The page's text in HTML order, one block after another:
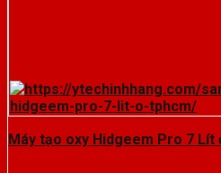
Máy tạo oxy Hidgeem Pro 7 Lít